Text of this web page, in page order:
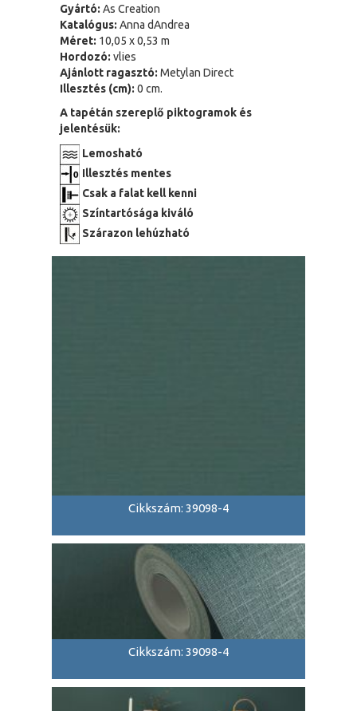
Gyártó: As Creation
Katalógus: Anna dAndrea
Méret: 10,05 x 0,53 m
Hordozó: vlies
Ajánlott ragasztó: Metylan Direct
Illesztés (cm): 0 cm.
A tapétán szereplő piktogramok és
jelentésük:
Lemosható
Illesztés mentes
Csak a falat kell kenni
Színtartósága kiváló
Szárazon lehúzható
Cikkszám: 39098-4
Cikkszám: 39098-4